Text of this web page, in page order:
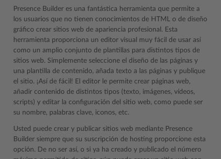
Presence Builder es una fantástica herramienta que permite a
los usuarios que no tienen conocimientos de HTML o de diseño
gráfico crear sitios web de apariencia profesional. Esta
herramienta proporciona un editor visual muy fácil de usar así
como un amplio conjunto de plantillas para distintos tipos de
sitios web. Simplemente seleccione el diseño de las páginas y
una plantilla de contenido, añada texto a las páginas y publique
el sitio. ¡Así de fácil! El editor le permite crear páginas web,
añadir contenido de distintos tipos (texto, imágenes, vídeos,
scripts) y editar la configuración del sitio web, como puede ser
su nombre, palabras clave, iconos, etc.
Usted puede crear y publicar sitios web mediante Presence
Builder siempre que su suscripción de hosting proporcione esta
opción. De no ser así, o si ya ha creado y publicado el número